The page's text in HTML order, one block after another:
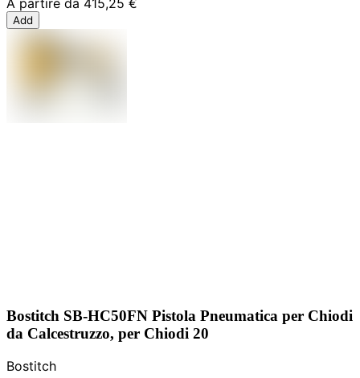
Add
Bostitch SB-HC50FN Pistola Pneumatica per Chiodi
da Calcestruzzo, per Chiodi 20
Bostitch